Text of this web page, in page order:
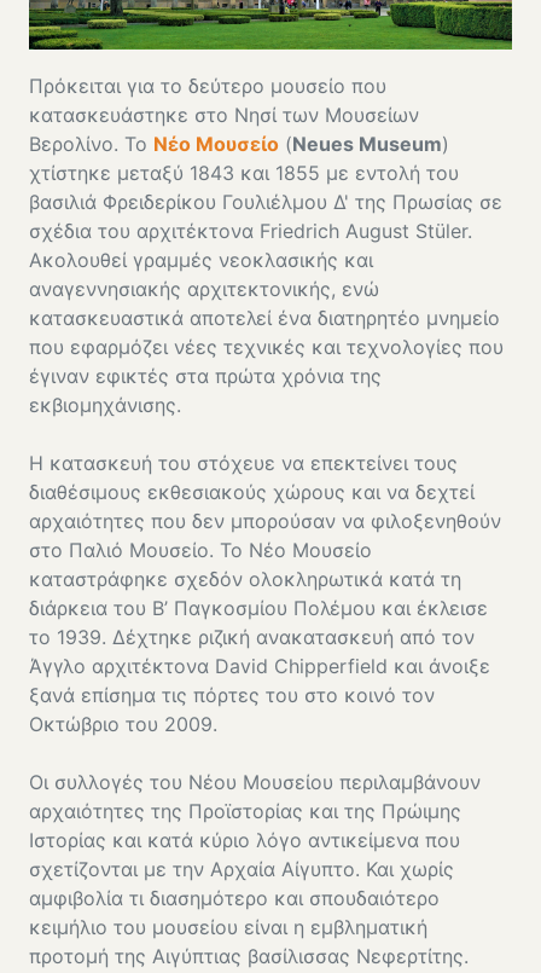
Πρόκειται για το δεύτερο μουσείο που
κατασκευάστηκε στο Νησί των Μουσείων
Βερολίνο. Το Νέο Μουσείο (Neues Museum)
χτίστηκε μεταξύ 1843 και 1855 με εντολή του
βασιλιά Φρειδερίκου Γουλιέλμου Δ' της Πρωσίας σε
σχέδια του αρχιτέκτονα Friedrich August Stüler.
Ακολουθεί γραμμές νεοκλασικής και
αναγεννησιακής αρχιτεκτονικής, ενώ
κατασκευαστικά αποτελεί ένα διατηρητέο μνημείο
που εφαρμόζει νέες τεχνικές και τεχνολογίες που
έγιναν εφικτές στα πρώτα χρόνια της
εκβιομηχάνισης.
Η κατασκευή του στόχευε να επεκτείνει τους
διαθέσιμους εκθεσιακούς χώρους και να δεχτεί
αρχαιότητες που δεν μπορούσαν να φιλοξενηθούν
στο Παλιό Μουσείο. Το Νέο Μουσείο
καταστράφηκε σχεδόν ολοκληρωτικά κατά τη
διάρκεια του Β’ Παγκοσμίου Πολέμου και έκλεισε
το 1939. Δέχτηκε ριζική ανακατασκευή από τον
Άγγλο αρχιτέκτονα David Chipperfield και άνοιξε
ξανά επίσημα τις πόρτες του στο κοινό τον
Οκτώβριο του 2009.
Οι συλλογές του Νέου Μουσείου περιλαμβάνουν
αρχαιότητες της Προϊστορίας και της Πρώιμης
Ιστορίας και κατά κύριο λόγο αντικείμενα που
σχετίζονται με την Αρχαία Αίγυπτο. Και χωρίς
αμφιβολία τι διασημότερο και σπουδαιότερο
κειμήλιο του μουσείου είναι η εμβληματική
προτομή της Αιγύπτιας βασίλισσας Νεφερτίτης.